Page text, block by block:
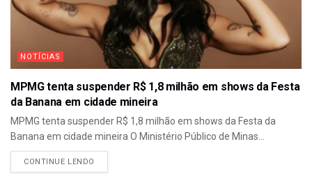
NOTÍCIAS
MPMG tenta suspender R$ 1,8 milhão em shows da Festa
da Banana em cidade mineira
MPMG tenta suspender R$ 1,8 milhão em shows da Festa da
Banana em cidade mineira O Ministério Público de Minas...
CONTINUE LENDO